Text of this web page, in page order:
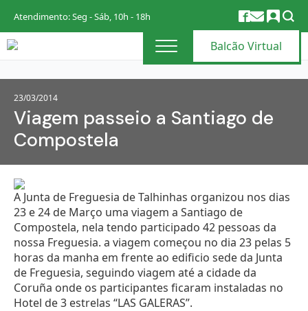
Atendimento: Seg - Sáb, 10h - 18h
Balcão Virtual
23/03/2014
Viagem passeio a Santiago de
Compostela
A Junta de Freguesia de Talhinhas organizou nos dias
23 e 24 de Março uma viagem a Santiago de
Compostela, nela tendo participado 42 pessoas da
nossa Freguesia. a viagem começou no dia 23 pelas 5
horas da manha em frente ao edificio sede da Junta
de Freguesia, seguindo viagem até a cidade da
Coruña onde os participantes ficaram instaladas no
Hotel de 3 estrelas “LAS GALERAS”.